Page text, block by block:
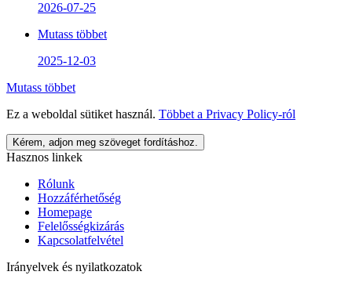
2026-07-25
Mutass többet
2025-12-03
Mutass többet
Ez a weboldal sütiket használ. Többet a Privacy Policy-ról
Kérem, adjon meg szöveget fordításhoz.
Hasznos linkek
Rólunk
Hozzáférhetőség
Homepage
Felelősségkizárás
Kapcsolatfelvétel
Irányelvek és nyilatkozatok